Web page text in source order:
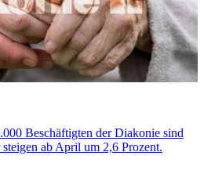
Beschäftigten der Diakonie sind
ab April um 2,6 Prozent.